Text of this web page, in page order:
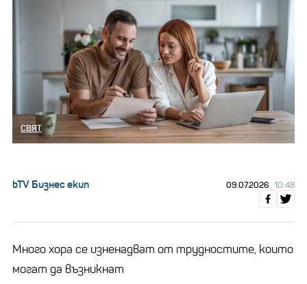
СВЯТ
bTV Бизнес екип 09.07.2026 10:48
Много хора се изненадват от трудностите, които
могат да възникнат